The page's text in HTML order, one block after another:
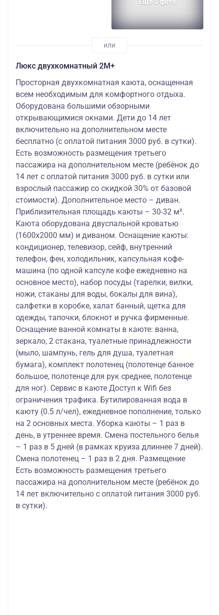
Люкс двухкомнатный 2М+
Просторная двухкомнатная каюта, оснащенная
всем необходимым для комфортного отдыха.
Оборудована большими обзорными
открывающимися окнами. Дети до 14 лет
включительно на дополнительном месте
бесплатно (с оплатой питания 3000 руб. в сутки).
Есть возможность размещения третьего
пассажира на дополнительном месте (ребёнок до
14 лет с оплатой питания 3000 руб. в сутки или
взрослый пассажир со скидкой 30% от базовой
стоимости). Дополнительное место – диван.
Приблизительная площадь каюты – 30-32 м².
Каюта оборудована двуспальной кроватью
(1600х2000 мм) и диваном. Оснащение каюты:
кондиционер, телевизор, сейф, внутренний
телефон, фен, холодильник, капсульная кофе-
машина (по одной капсуле кофе ежедневно на
основное место), набор посуды (тарелки, вилки,
ножи, стаканы для воды, бокалы для вина),
салфетки в коробке, халат банный, щетка для
одежды, тапочки, блокнот и ручка фирменные.
Оснащение ванной комнаты в каюте: ванна,
зеркало, 2 стакана, туалетные принадлежности
(мыло, шампунь, гель для душа, туалетная
бумага), комплект полотенец (полотенце банное
большое, полотенце для рук среднее, полотенце
для ног). Сервис в каюте Доступ к Wifi без
ограничения трафика. Бутилированная вода в
каюту (0.5 л/чел), ежедневное пополнение, только
на 2 основных места. Уборка каюты – 1 раз в
день, в утреннее время. Смена постельного белья
– 1 раз в 5 дней (в рамках круиза длиннее 7 дней).
Смена полотенец – 1 раз в 2 дня. Размещение
Есть возможность размещения третьего
пассажира на дополнительном месте (ребёнок до
14 лет включительно с оплатой питания 3000 руб.
в сутки).